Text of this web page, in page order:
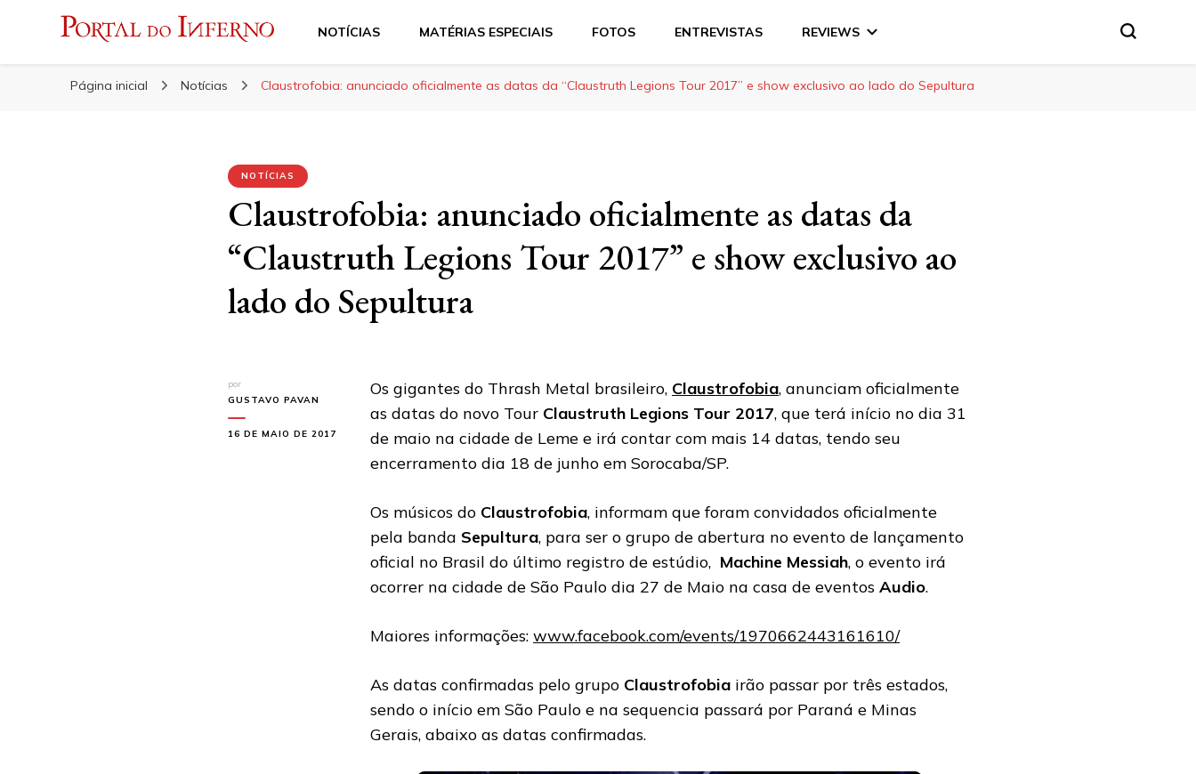
Portal do Inferno
NOTÍCIAS MATÉRIAS ESPECIAIS FOTOS ENTREVISTAS REVIEWS
Página inicial Notícias Claustrofobia: anunciado oficialmente as datas da “Claustruth Legions Tour 2017” e show exclusivo ao lado do Sepultura
NOTÍCIAS
Claustrofobia: anunciado oficialmente as datas da
“Claustruth Legions Tour 2017” e show exclusivo ao
lado do Sepultura
por
GUSTAVO PAVAN
16 DE MAIO DE 2017
Os gigantes do Thrash Metal brasileiro, Claustrofobia, anunciam oficialmente
as datas do novo Tour Claustruth Legions Tour 2017, que terá início no dia 31
de maio na cidade de Leme e irá contar com mais 14 datas, tendo seu
encerramento dia 18 de junho em Sorocaba/SP.
Os músicos do Claustrofobia, informam que foram convidados oficialmente
pela banda Sepultura, para ser o grupo de abertura no evento de lançamento
oficial no Brasil do último registro de estúdio, Machine Messiah, o evento irá
ocorrer na cidade de São Paulo dia 27 de Maio na casa de eventos Audio.
Maiores informações: www.facebook.com/events/1970662443161610/
As datas confirmadas pelo grupo Claustrofobia irão passar por três estados,
sendo o início em São Paulo e na sequencia passará por Paraná e Minas
Gerais, abaixo as datas confirmadas.